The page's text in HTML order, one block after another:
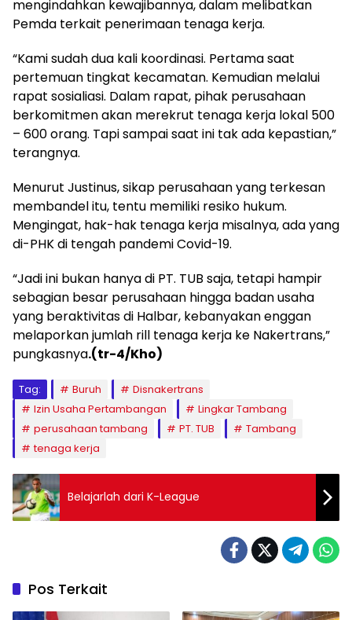
mengindahkan kewajibannya, dalam melibatkan
Pemda terkait penerimaan tenaga kerja.
“Kami sudah dua kali koordinasi. Pertama saat
pertemuan tingkat kecamatan. Kemudian melalui
rapat sosialiasi. Dalam rapat, pihak perusahaan
berkomitmen akan merekrut tenaga kerja lokal 500
– 600 orang. Tapi sampai saat ini tak ada kepastian,”
terangnya.
Menurut Justinus, sikap perusahaan yang terkesan
membandel itu, tentu memiliki resiko hukum.
Mengingat, hak-hak tenaga kerja misalnya, ada yang
di-PHK di tengah pandemi Covid-19.
“Jadi ini bukan hanya di PT. TUB saja, tetapi hampir
sebagian besar perusahaan hingga badan usaha
yang beraktivitas di Halbar, kebanyakan enggan
melaporkan jumlah rill tenaga kerja ke Nakertrans,”
pungkasnya.(tr-4/Kho)
Tag: Buruh
Disnakertrans
Izin Usaha Pertambangan
Lingkar Tambang
perusahaan tambang
PT. TUB
Tambang
tenaga kerja
Belajarlah dari K-League
Pos Terkait